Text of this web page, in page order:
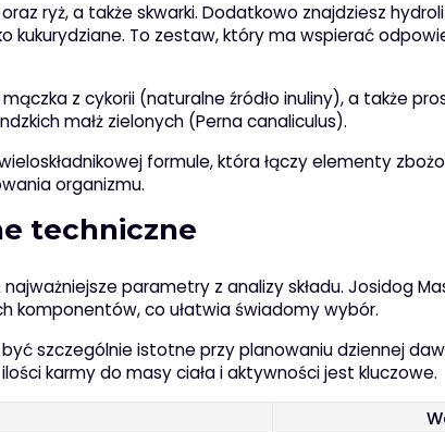
ryż, a także skwarki. Dodatkowo znajdziesz
kukurydziane. To zestaw, który ma wspierać
z cykorii (naturalne źródło inuliny), a także
małż zielonych (Perna canaliculus).
formule, która łączy elementy
organizmu.
techniczne
parametry z analizy składu. Josidog
komponentów, co ułatwia świadomy wybór.
szczególnie istotne przy planowaniu dziennej
karmy do masy ciała i aktywności jest kluczowe.